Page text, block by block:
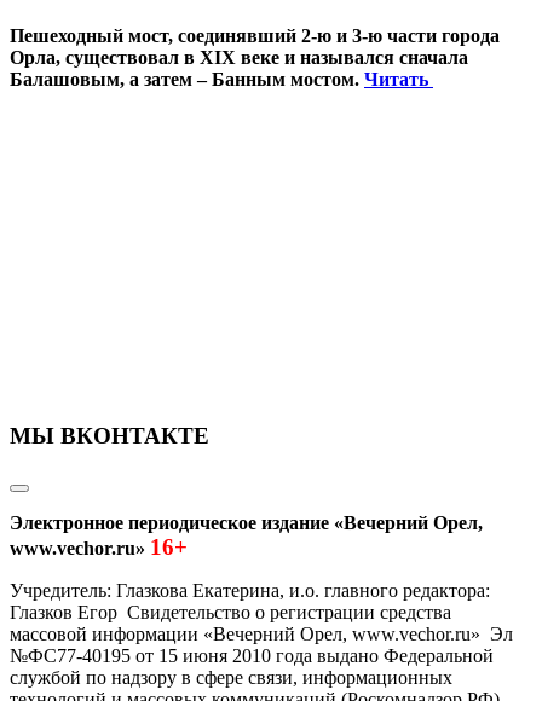
Пешеходный мост, соединявший 2-ю и 3-ю части города
Орла, существовал в XIX веке и назывался сначала
Балашовым, а затем – Банным мостом. Читать
МЫ ВКОНТАКТЕ
Электронное периодическое издание «Вечерний Орел,
www.vechor.ru» 16+
Учредитель: Глазкова Екатерина, и.о. главного редактора:
Глазков Егор Свидетельство о регистрации средства
массовой информации «Вечерний Орел, www.vechor.ru» Эл
№ФС77-40195 от 15 июня 2010 года выдано Федеральной
службой по надзору в сфере связи, информационных